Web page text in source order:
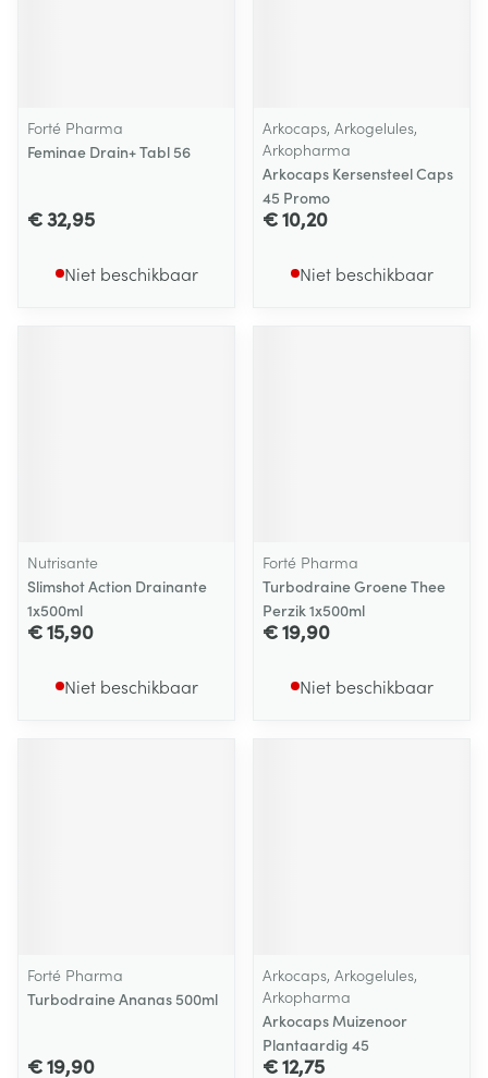
Forté Pharma
Feminae Drain+ Tabl 56
€ 32,95
Niet beschikbaar
Arkocaps, Arkogelules,
Arkopharma
Arkocaps Kersensteel Caps
45 Promo
€ 10,20
Niet beschikbaar
Nutrisante
Slimshot Action Drainante
1x500ml
€ 15,90
Niet beschikbaar
Forté Pharma
Turbodraine Groene Thee
Perzik 1x500ml
€ 19,90
Niet beschikbaar
Forté Pharma
Turbodraine Ananas 500ml
€ 19,90
Arkocaps, Arkogelules,
Arkopharma
Arkocaps Muizenoor
Plantaardig 45
€ 12,75